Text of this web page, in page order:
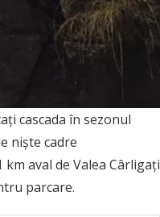
cascada în sezonul
niște cadre
km aval de Valea Cârligați
parcare.